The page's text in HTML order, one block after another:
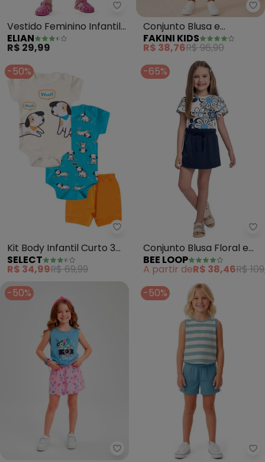
Elian - Vestido Feminino Infantil
Vestido Feminino Infantil
(Azul)
ELIAN
R$ 29,99
Conjunto Blusa e
Bermuda (Azul)
FAKINI KIDS
R$ 38,76R$ 96,90
-50%
Select - Kit Body Infantil Curto
Kit Body Infantil Curto 3
Peças (Azul)
SELECT
R$ 34,99R$ 69,99
-65%
Conjunto Blusa Floral e
Short-Saia (Azul)
BEE LOOP
A partir deR$ 38,46R$
-50%
Laluna - Conjunto Feminino
-50%